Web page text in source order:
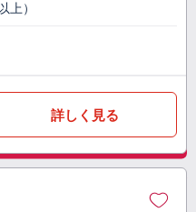
上）
詳しく見る